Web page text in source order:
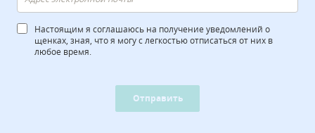
Настоящим я соглашаюсь на получение уведомлений о
щенках, зная, что я могу с легкостью отписаться от них в
любое время.
Отправить